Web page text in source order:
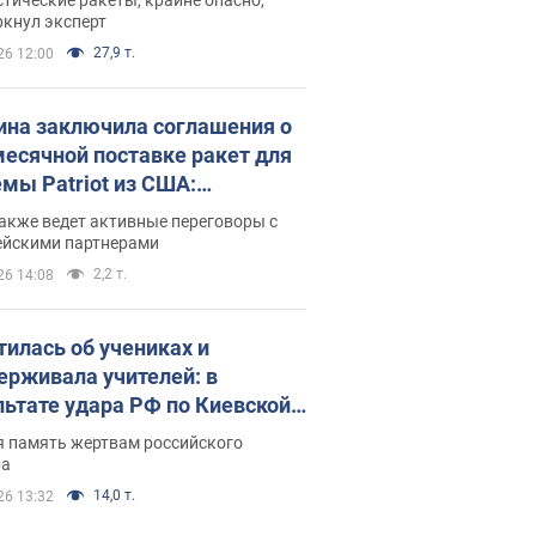
эксперт
12:00 27,9 т.
заключила соглашения о
поставке ракет для
Patriot из США:
раскрыл подробности
ведет активные переговоры с
партнерами
14:08 2,2 т.
об учениках и
учителей: в
удара РФ по Киевской
погибли директор
лицея, её муж и внук
память жертвам российского
13:32 14,0 т.